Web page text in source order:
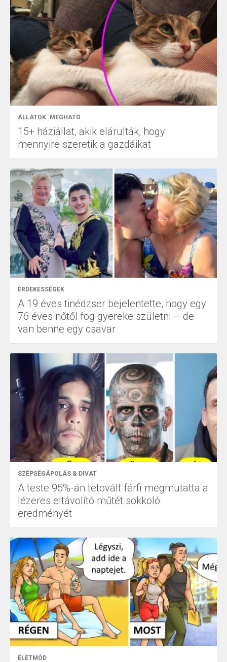
ÁLLATOK MEGHATÓ
15+ háziállat, akik elárulták, hogy
mennyire szeretik a gazdáikat
ÉRDEKESSÉGEK
A 19 éves tinédzser bejelentette, hogy egy
76 éves nőtől fog gyereke születni – de
van benne egy csavar
SZÉPSÉGÁPOLÁS & DIVAT
A teste 95%-án tetovált férfi megmutatta a
lézeres eltávolító műtét sokkoló
eredményét
ÉLETMÓD